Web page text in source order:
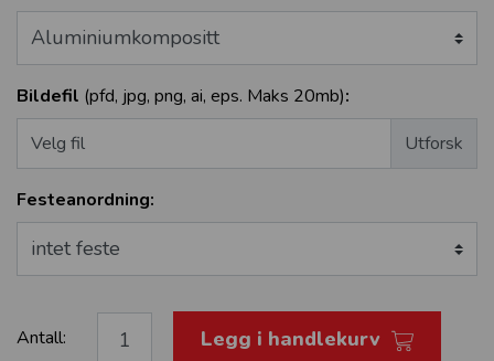
Bildefil (pfd, jpg, png, ai, eps. Maks 20mb):
Velg fil
Festeanordning:
Antall: Legg i handlekurv